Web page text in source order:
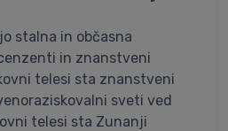
stalna in občasna
in znanstveni
telesi sta znanstveni
sveti ved
telesi sta Zunanji